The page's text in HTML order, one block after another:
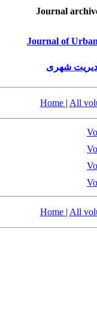
Journal
Journal of
شهری
Home | All
Home | All